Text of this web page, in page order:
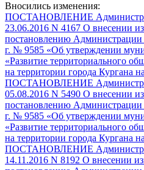
Вносились изменения:
ПОСТАНОВЛЕНИЕ
23.06.2016 N 4167 О внесении
постановлению Администрации
г. № 9585 «Об утверждении
«Развитие территориального
на территории города Кургана
ПОСТАНОВЛЕНИЕ
05.08.2016 N 5490 О внесении
постановлению Администрации
г. № 9585 «Об утверждении
«Развитие территориального
на территории города Кургана
ПОСТАНОВЛЕНИЕ
14.11.2016 N 8192 О внесении